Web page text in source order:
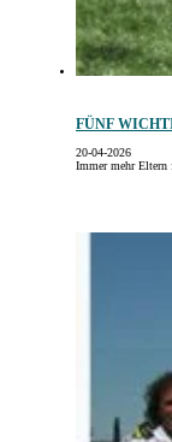
FÜNF
20-04-2026
Immer mehr Eltern